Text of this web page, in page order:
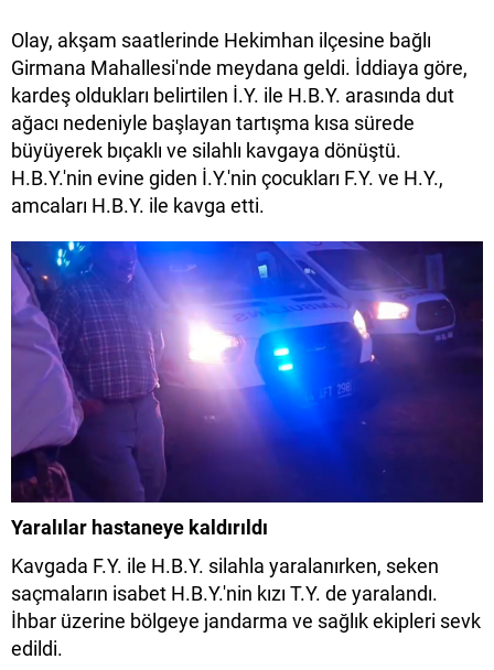
Olay, akşam saatlerinde Hekimhan ilçesine bağlı
Girmana Mahallesi'nde meydana geldi. İddiaya göre,
kardeş oldukları belirtilen İ.Y. ile H.B.Y. arasında dut
ağacı nedeniyle başlayan tartışma kısa sürede
büyüyerek bıçaklı ve silahlı kavgaya dönüştü.
H.B.Y.'nin evine giden İ.Y.'nin çocukları F.Y. ve H.Y.,
amcaları H.B.Y. ile kavga etti.
Yaralılar hastaneye kaldırıldı
Kavgada F.Y. ile H.B.Y. silahla yaralanırken, seken
saçmaların isabet H.B.Y.'nin kızı T.Y. de yaralandı.
İhbar üzerine bölgeye jandarma ve sağlık ekipleri sevk
edildi.